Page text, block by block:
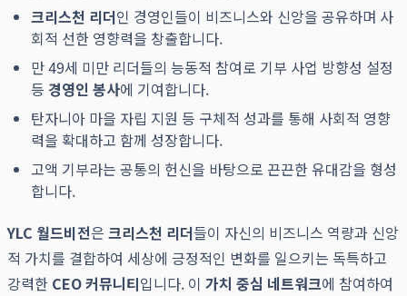
크리스천 리더인 경영인들이 비즈니스와 신앙을 공유하며 사
회적 선한 영향력을 창출합니다.
만 49세 미만 리더들의 능동적 참여로 기부 사업 방향성 설정
등 경영인 봉사에 기여합니다.
탄자니아 마을 자립 지원 등 구체적 성과를 통해 사회적 영향
력을 확대하고 함께 성장합니다.
고액 기부라는 공통의 헌신을 바탕으로 끈끈한 유대감을 형성
합니다.
YLC 월드비전은 크리스천 리더들이 자신의 비즈니스 역량과 신앙
적 가치를 결합하여 세상에 긍정적인 변화를 일으키는 독특하고
강력한 CEO 커뮤니티입니다. 이 가치 중심 네트워크에 참여하여